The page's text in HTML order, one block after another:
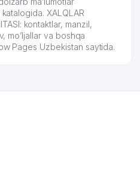
XALQLAR
kontaktlar, manzil,
mo’ljallar va boshqa
Pages Uzbekistan saytida.